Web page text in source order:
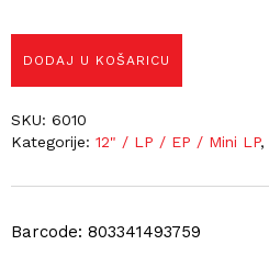
Barcode: 803341493759
DODAJ U KOŠARICU
SKU: 6010
Kategorije: 12" / LP / EP / Mini LP,